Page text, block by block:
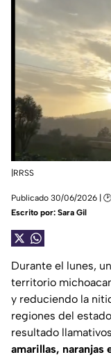
|RRSS
Publicado 30/06/2026 |
Escrito por: Sara Gil
Durante el lunes,
territorio
y reduciendo la
regiones del
resultado
amarillas, naranjas